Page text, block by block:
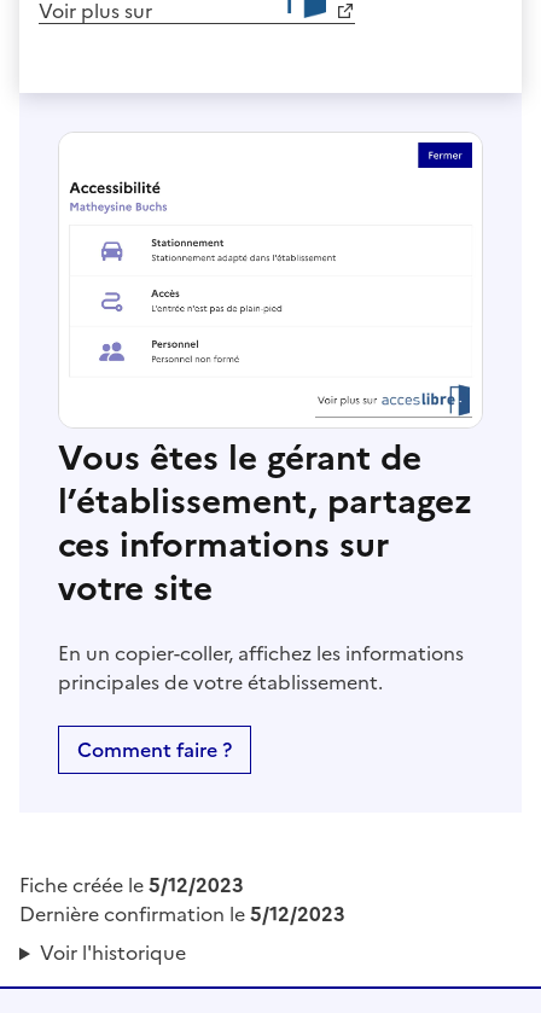
Voir plus sur
Vous êtes le gérant de
l’établissement, partagez
ces informations sur
votre site
En un copier-coller, affichez les informations
principales de votre établissement.
Comment faire ?
Fiche créée le5/12/2023
Dernière confirmation le5/12/2023
Voir l'historique